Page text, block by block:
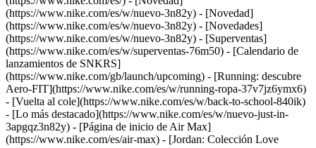
(https://www.nike.com/es/w/nuevo-3n82y) - [Novedad]
(https://www.nike.com/es/w/nuevo-3n82y) - [Novedades]
(https://www.nike.com/es/w/nuevo-3n82y) - [Superventas]
(https://www.nike.com/es/w/superventas-76m50) - [Calendario de
lanzamientos de SNKRS]
(https://www.nike.com/gb/launch/upcoming) - [Running: descubre
Aero-FIT](https://www.nike.com/es/w/running-ropa-37v7jz6ymx6)
- [Vuelta al cole](https://www.nike.com/es/w/back-to-school-840ik)
- [Lo más destacado](https://www.nike.com/es/w/nuevo-just-in-
3apgqz3n82y) - [Página de inicio de Air Max]
(https://www.nike.com/es/air-max) - [Jordan: Colección Love